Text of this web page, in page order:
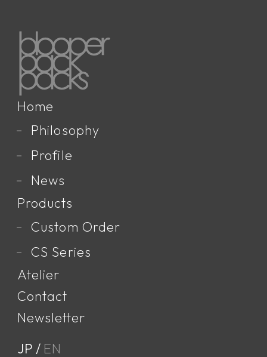
※センタージッパーなしをお選びいただいた場合
はこちらでカラーを選定させていただきます。ま
たは、別途メールにてカラーをご指定ください。
本体サイドダイレクトジッパー
本体の片側に内部へ直接アクセスするジッパーを
※センタージッパーなしをお選びいただいた場合
はこちらでカラーを選定させていただきます。ま
オプション［3］
ボトム部ポールホルダー
本体ボトム部分にバンジーコードを追加できま
す。
Home
Philosophy
Profile
News
Products
Custom Order
CS Series
Atelier
Contact
Newsletter
JP
EN